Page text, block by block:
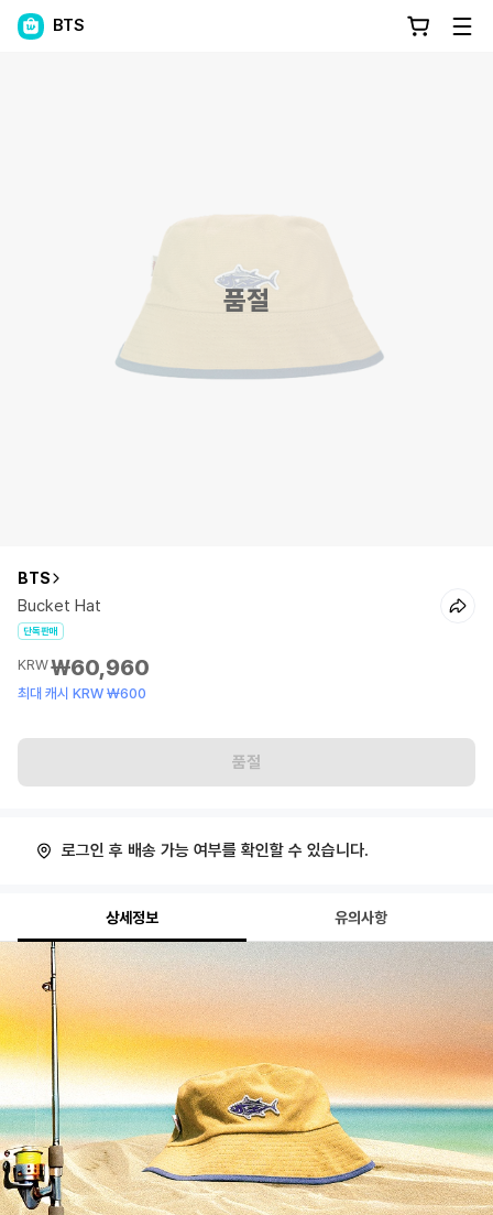
BTS
품절
BTS
Bucket Hat
단독판매
KRW₩60,960
최대 캐시 KRW ₩600
품절
로그인 후 배송 가능 여부를 확인할 수 있습니다.
상세정보 유의사항